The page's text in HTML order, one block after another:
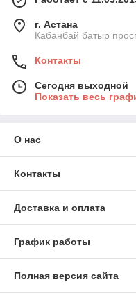
г. Астана
Кабанбай батыр
Контакты
Сегодня выходной
Показать весь
О нас
Контакты
Доставка и оплата
График работы
Полная версия сайта